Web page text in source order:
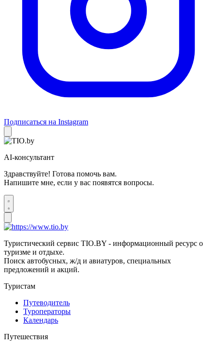
Подписаться на Instagram
AI-консультант
Здравствуйте! Готова помочь вам.
Напишите мне, если у вас появятся вопросы.
Туристический сервис TIO.BY - информационный ресурс о
туризме и отдыхе.
Поиск автобусных, ж/д и авиатуров, специальных
предложений и акций.
Туристам
Путеводитель
Туроператоры
Календарь
Путешествия